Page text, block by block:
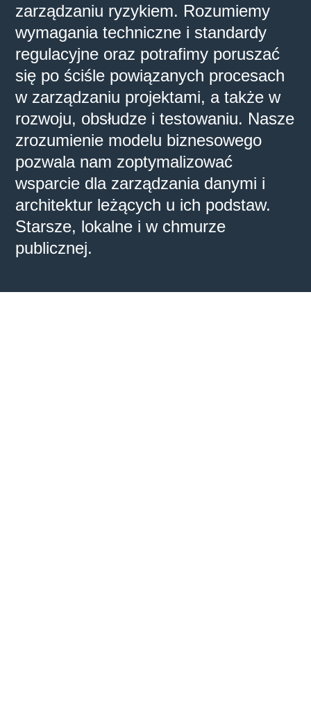
zarządzaniu ryzykiem. Rozumiemy
wymagania techniczne i standardy
regulacyjne oraz potrafimy poruszać
się po ściśle powiązanych procesach
w zarządzaniu projektami, a także w
rozwoju, obsłudze i testowaniu. Nasze
zrozumienie modelu biznesowego
pozwala nam zoptymalizować
wsparcie dla zarządzania danymi i
architektur leżących u ich podstaw.
Starsze, lokalne i w chmurze
publicznej.